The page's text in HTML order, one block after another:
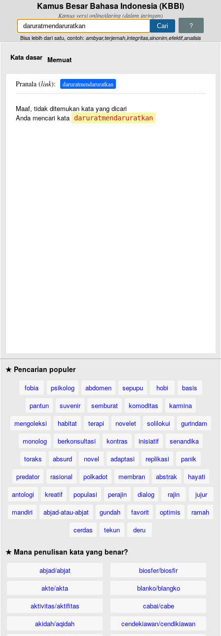
Kamus Besar Bahasa Indonesia (KBBI)
Kamus versi online/daring (dalam jaringan)
?
Bisa lebih dari satu, contoh: ambyar,terjemah,integritas,sinonim,efektif,analisis
Kata dasar Memuat
Pranala (link): daruratmendaruratkan
Maaf, tidak ditemukan kata yang dicari
Anda mencari kata
daruratmendaruratkan
★ Pencarian populer
fobia psikolog abdomen sepupu hobi
basis
pantun
suvenir semburat komoditas
karmina
mengoleksi
habitat terapi novelet solilokui
gurindam
monolog
berkonsultasi kontras inisiatif
senandika
toraks
absurd novel adaptasi replikasi
panik
predator
rasional polkadot membran abstrak
hayati
antologi
kreatif populasi perajin dialog rajin
jujur
mandiri
abjad-atau-abjat gundah favorit optimis
ramah
cerdas
tekun deru
★ Mana penulisan kata yang benar?
abjad/abjat
akte/akta
aktivitas/aktifitas
akidah/aqidah
biosfer/biosfir
blanko/blangko
cabai/cabe
cendekiawan/cendikiawan